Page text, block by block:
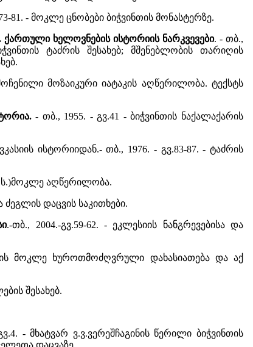
81. - მოკლე ცნობები ბიჭვინთის მონასტერზე.
ხელოვნების ისტორიის ნარკვევები. - თბ.,
ტაძრის შესახებ; მშენებლობის თარიღის
მოზაიკური იატაკის აღწერილობა. ტექსტს
- თბ., 1955. - გვ.41 - ბიჭვინთის ნაქალაქარის
ისტორიიდან.- თბ., 1976. - გვ.83-87. - ტაძრის
ს.)მოკლე აღწერილობა.
ძეგლის დაცვის საკითხები.
.-თბ., 2004.-გვ.59-62. - ეკლესიის ნანგრევებისა და
მოკლე ხუროთმოძღვრული დახასიათება და აქ
შესახებ.
- მხატვარ ვ.ვ.ვერეშჩაგინის წერილი ბიჭვინთის
დაცვაზე.